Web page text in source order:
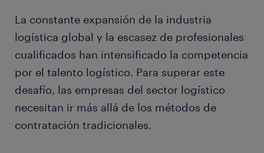
La constante expansión de la industria
logística global y la escasez de profesionales
cualificados han intensificado la competencia
por el talento logístico. Para superar este
desafío, las empresas del sector logístico
necesitan ir más allá de los métodos de
contratación tradicionales.